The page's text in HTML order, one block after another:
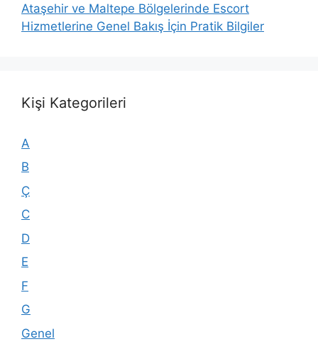
Ataşehir ve Maltepe Bölgelerinde Escort
Hizmetlerine Genel Bakış İçin Pratik Bilgiler
Kişi Kategorileri
A
B
Ç
C
D
E
F
G
Genel